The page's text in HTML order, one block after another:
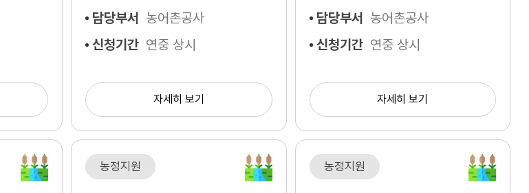
담당부서 농어촌공사
신청기간 연중 상시
자세히 보기
담당부서 농어촌공사
신청기간 연중 상시
자세히 보기
농정지원 농정지원